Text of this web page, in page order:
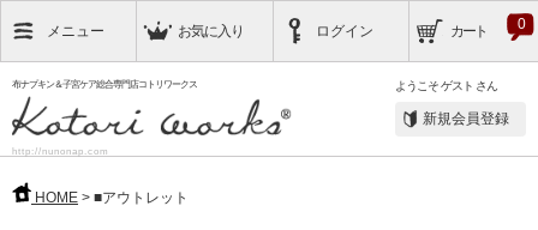
布ナプキン＆子宮ケア総合専門店コトリワークス
http://nunonap.com
ようこそゲスト さん
新規会員登録
メニュー お気に入り ログイン カート 0
HOME > ■アウトレット